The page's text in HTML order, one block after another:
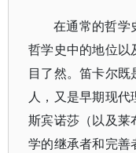
在通常的哲学
哲学史中的地位以
目了然。笛卡尔
人，又是早期现
斯宾诺莎（以及莱
学的继承者和完善